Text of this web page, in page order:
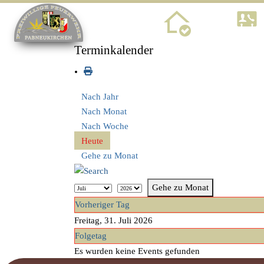
Terminkalender
Nach Jahr
Nach Monat
Nach Woche
Heute
Gehe zu Monat
Gehe zu Monat
Vorheriger Tag
Freitag, 31. Juli 2026
Folgetag
Es wurden keine Events gefunden